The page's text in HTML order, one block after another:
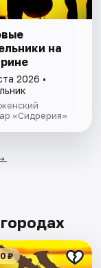
на
2026 •
«Сидрерия»
₽